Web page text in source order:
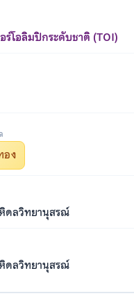
ร์โอลิมปิกระดับชาติ (TOI)
อง
หิดลวิทยานุสรณ์
หิดลวิทยานุสรณ์